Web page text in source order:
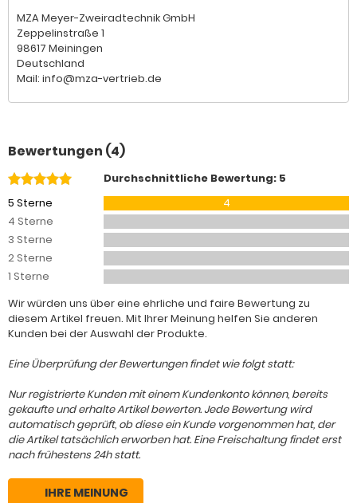
MZA Meyer-Zweiradtechnik GmbH
Zeppelinstraße 1
98617 Meiningen
Deutschland
Mail: info@mza-vertrieb.de
Bewertungen (4)
Durchschnittliche Bewertung: 5
5 Sterne
4
4 Sterne
3 Sterne
2 Sterne
1 Sterne
Wir würden uns über eine ehrliche und faire Bewertung zu
diesem Artikel freuen. Mit Ihrer Meinung helfen Sie anderen
Kunden bei der Auswahl der Produkte.
Eine Überprüfung der Bewertungen findet wie folgt statt:
Nur registrierte Kunden mit einem Kundenkonto können, bereits
gekaufte und erhalte Artikel bewerten. Jede Bewertung wird
automatisch geprüft, ob diese ein Kunde vorgenommen hat, der
die Artikel tatsächlich erworben hat. Eine Freischaltung findet erst
nach frühestens 24h statt.
IHRE MEINUNG